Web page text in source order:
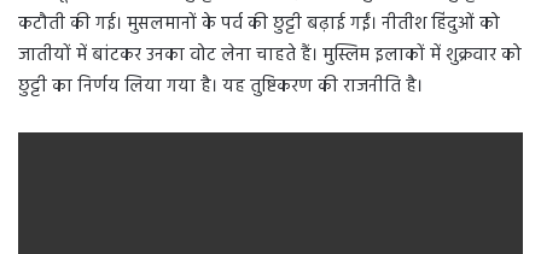
कटौती की गई। मुसलमानों के पर्व की छुट्टी बढ़ाई गईं। नीतीश हिंदुओं को
जातीयों में बांटकर उनका वोट लेना चाहते हैं। मुस्लिम इलाकों में शुक्रवार को
छुट्टी का निर्णय लिया गया है। यह तुष्टिकरण की राजनीति है।